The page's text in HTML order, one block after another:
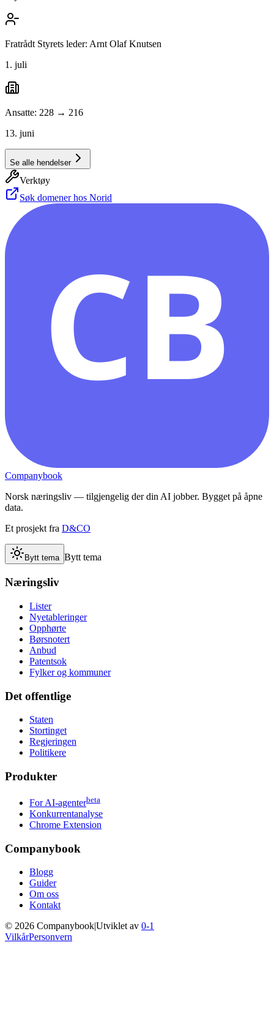
Fratrådt Styrets leder: Arnt Olaf Knutsen
1. juli
Ansatte: 228 → 216
13. juni
Se alle hendelser
Verktøy
Søk domener hos Norid
CB
Companybook
Norsk næringsliv — tilgjengelig der din AI jobber. Bygget på åpne
data.
Et prosjekt fra D&CO
Bytt tema Bytt tema
Næringsliv
Lister
Nyetableringer
Opphørte
Børsnotert
Anbud
Patentsok
Fylker og kommuner
Det offentlige
Staten
Stortinget
Regjeringen
Politikere
Produkter
For AI-agenterbeta
Konkurrentanalyse
Chrome Extension
Companybook
Blogg
Guider
Om oss
Kontakt
© 2026 CompanybookUtviklet av 0-1
VilkårPersonvern